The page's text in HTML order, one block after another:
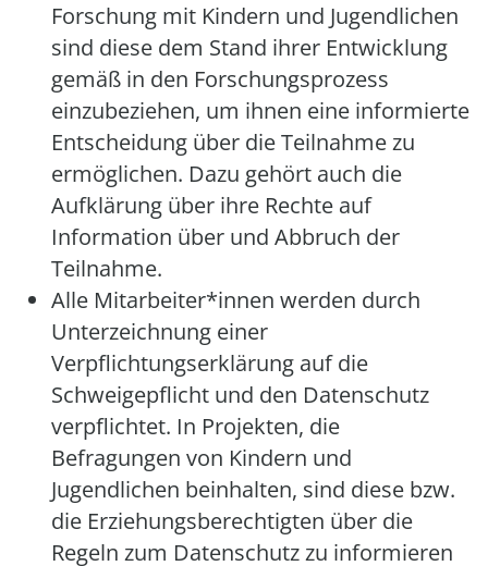
Forschung mit Kindern und Jugendlichen
sind diese dem Stand ihrer Entwicklung
gemäß in den Forschungsprozess
einzubeziehen, um ihnen eine informierte
Entscheidung über die Teilnahme zu
ermöglichen. Dazu gehört auch die
Aufklärung über ihre Rechte auf
Information über und Abbruch der
Teilnahme.
Alle Mitarbeiter*innen werden durch
Unterzeichnung einer
Verpflichtungserklärung auf die
Schweigepflicht und den Datenschutz
verpflichtet. In Projekten, die
Befragungen von Kindern und
Jugendlichen beinhalten, sind diese bzw.
die Erziehungsberechtigten über die
Regeln zum Datenschutz zu informieren